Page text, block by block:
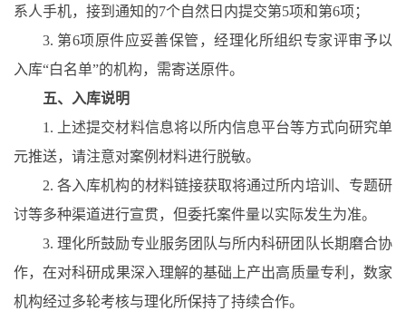
系人手机，接到通知的7个自然日内提交第5项和第6项；
3. 第6项原件应妥善保管，经理化所组织专家评审予以
入库“白名单”的机构，需寄送原件。
五、入库说明
1.
上述提交材料信息将以所内信息平台等方式向研究单
元推送，请注意对案例材料进行脱敏。
2.各入库机构的材料链接获取将通过所内培训、专题研
讨等多种渠道进行宣贯，但委托案件量以实际发生为准。
3. 理化所鼓励专业服务团队与所内科研团队长期磨合协
作，在对科研成果深入理解的基础上产出高质量专利，数家
机构经过多轮考核与理化所保持了持续合作。